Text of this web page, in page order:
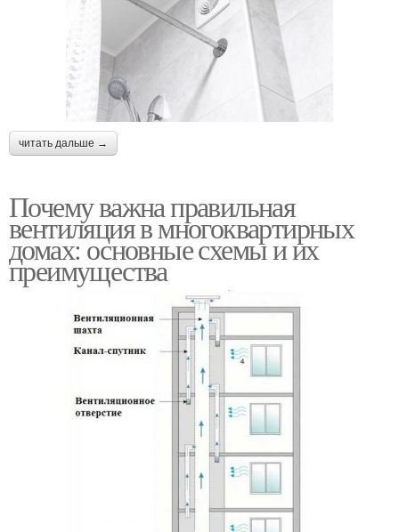
читать дальше →
Почему важна правильная
вентиляция в многоквартирных
домах: основные схемы и их
преимущества